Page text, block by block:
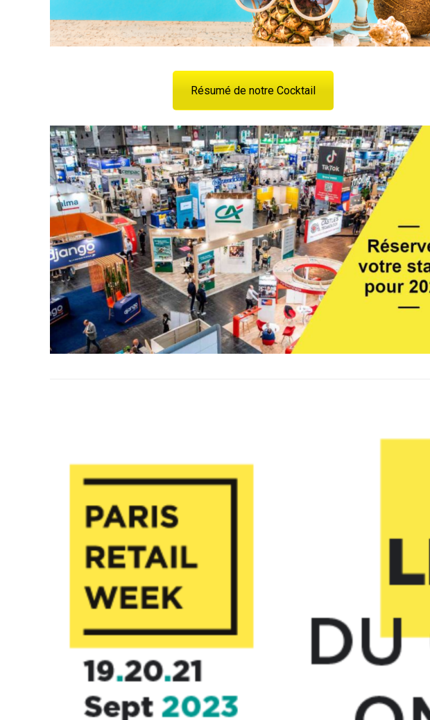
Résumé de notre Cocktail